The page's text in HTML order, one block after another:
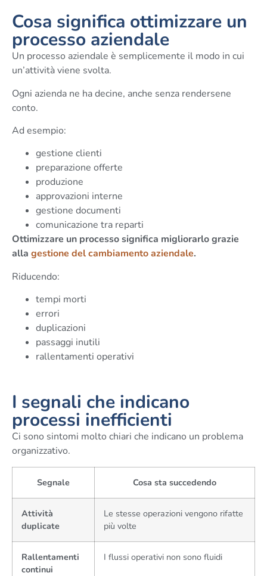
Cosa significa ottimizzare un
processo aziendale
Un processo aziendale è semplicemente il modo in cui
un’attività viene svolta.
Ogni azienda ne ha decine, anche senza rendersene
conto.
Ad esempio:
gestione clienti
preparazione offerte
produzione
approvazioni interne
gestione documenti
comunicazione tra reparti
Ottimizzare un processo significa migliorarlo grazie
alla gestione del cambiamento aziendale.
Riducendo:
tempi morti
errori
duplicazioni
passaggi inutili
rallentamenti operativi
I segnali che indicano
processi inefficienti
Ci sono sintomi molto chiari che indicano un problema
organizzativo.
Segnale Cosa sta succedendo
Attività
duplicate
Le stesse operazioni vengono rifatte
più volte
Rallentamenti
continui
I flussi operativi non sono fluidi